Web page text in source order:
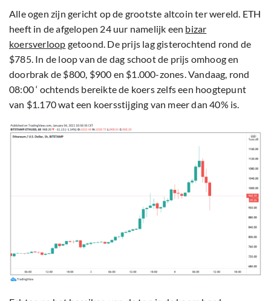
Alle ogen zijn gericht op de grootste altcoin ter wereld. ETH
heeft in de afgelopen 24 uur namelijk een bizar
koersverloop getoond. De prijs lag gisterochtend rond de
$785. In de loop van de dag schoot de prijs omhoog en
doorbrak de $800, $900 en $1.000-zones. Vandaag, rond
08:00 ‘ ochtends bereikte de koers zelfs een hoogtepunt
van $1.170 wat een koersstijging van meer dan 40% is.